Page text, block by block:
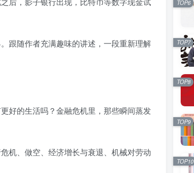
跟随作者充满趣味的讲述，一段重新理解
好的生活吗？金融危机里，那些瞬间蒸发
机、做空、经济增长与衰退、机械对劳动
TOP6
TOP7
TOP8
TOP9
TOP10